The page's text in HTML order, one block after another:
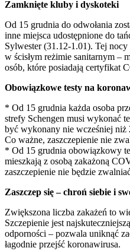
Zamknięte kluby i dyskoteki
Od 15 grudnia do odwołania
inne miejsca udostępnione do
Sylwester (31.12-1.01). Tej
w ścisłym reżimie sanitarnym –
osób, które posiadają certyfikat
Obowiązkowe testy na
* Od 15 grudnia każda osoba
strefy Schengen musi wykonać
być wykonany nie wcześniej
Co ważne, zaszczepienie nie
* Od 15 grudnia obowiązkowy
mieszkają z osobą zakażoną
zaszczepienie nie będzie
Zaszczep się – chroń siebie i
Zwiększona liczba zakażeń to
Szczepienie jest
odporności – pozwala uniknąć
łagodnie przejść koronawirusa.